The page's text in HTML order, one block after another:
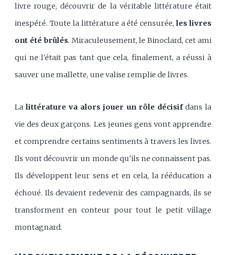
livre rouge, découvrir de la véritable littérature était
inespéré. Toute la littérature a été censurée, les livres
ont été brûlés. Miraculeusement, le Binoclard, cet ami
qui ne l'était pas tant que cela, finalement, a réussi à
sauver une mallette, une valise remplie de livres.
La littérature va alors jouer un rôle décisifdans la
vie des deux garçons. Les jeunes gens vont apprendre
et comprendre certains sentiments à travers les livres.
Ils vont découvrir un monde qu'ils ne connaissent pas.
Ils développent leur sens et en cela, la rééducation a
échoué. Ils devaient redevenir des campagnards, ils se
transforment en conteur pour tout le petit village
montagnard.